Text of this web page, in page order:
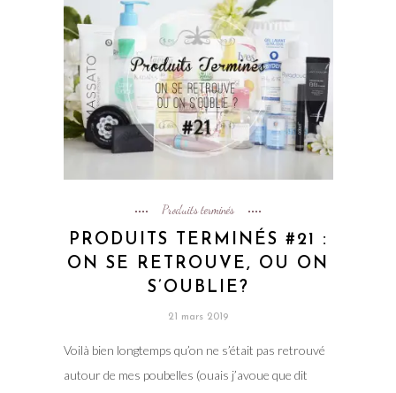
Produits terminés
PRODUITS TERMINÉS #21 :
ON SE RETROUVE, OU ON
S’OUBLIE?
21 mars 2019
Voilà bien longtemps qu’on ne s’était pas retrouvé
autour de mes poubelles (ouais j’avoue que dit